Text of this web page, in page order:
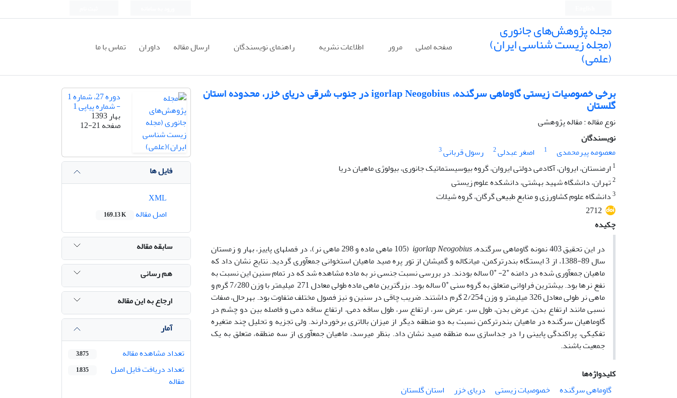
مجله پژوهش‌های جانوری
(مجله زیست شناسی ایران)
(علمی) صفحه اصلی مرور اطلاعات نشریه راهنمای نویسندگان ارسال مقاله داوران تماس با ما
برخی خصوصیات زیستی گاوماهی سرگنده، igorlap Neogobius در جنوب شرقی دریای خزر، محدوده استان
گلستان
نوع مقاله : مقاله پژوهشی
نویسندگان
معصومه پیرمحمدی
1 اصغر عبدلی2 رسول قربانی3
1 ارمنستان، ایروان، آکادمی دولتی ایروان، گروه بیوسیستماتیک جانوری، بیولوژی ماهیان دریا
2تهران، دانشگاه شهید بهشتی، دانشکده علوم زیستی
3دانشگاه علوم کشاورزی و منابع طبیعی گرگان، گروه شیلات
2712
چکیده
در این تحقیق 403 نمونه گاوماهی سرگنده،
igorlapNeogobius
(105 ماهی ماده و 298 ماهی نر)، در فصل­های پاییز، بهار و زمستان
سال 89-1388، از 3 ایستگاه بندرترکمن، میانکاله و گمیشان از تور پره صید ماهیان استخوانی جمع­آوری گردید. نتایج نشان داد که
ماهیان جمع­آوری شده در دامنه+
2-
+ 0 ساله بودند. در بررسی نسبت جنسی نر به ماده مشاهده شد که در تمام سنین این نسبت به
نفع نرها بود. بیشترین فراوانی متعلق به گروه سنی+
0 ساله بود. بزرگ­ترین ماهی ماده طولی معادل 271 میلی­متر با وزن 7/280 گرم و
ماهی نر طولی معادل 326 میلی­­متر و وزن 2/254 گرم داشتند. ضریب چاقی در سنین و نیز فصول مختلف متفاوت بود. بهرحال، صفات
نسبی مانند ارتفاع بدن، عرض بدن، طول سر، عرض سر، ارتفاع سر، طول ساقه دمی، ارتفاع ساقه دمی و فاصله بین دو چشم در
گاوماهیان سرگنده در ماهیان بندرترکمن نسبت به دو منطقه دیگر از میزان بالاتری برخوردارند. ولی تجزیه و تحلیل چند متغیره
تفکیکی، پراکندگی پایینی را در جداسازی سه منطقه صید نشان داد. بنظر می­رسد، ماهیان جمع­آوری از سه منطقه، متعلق به یک
جمعیت باشند.
کلیدواژه‌ها
گاوماهی سرگنده
خصوصیات زیستی دریای خزر
استان گلستان
دوره 27، شماره 1
- شماره پیاپی 1
بهار 1393
صفحه12-21
فایل ها
اصل مقاله
169.13 K
سابقه مقاله
هم رسانی
ارجاع به این مقاله
آمار
تعداد مشاهده مقاله
3,875
تعداد دریافت فایل اصل
مقاله
1,835